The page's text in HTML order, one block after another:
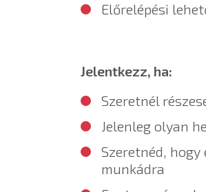
Előrelépési
Jelentkezz, ha:
Szeretnél
Jelenleg olyan
Szeretnéd,
munkádra